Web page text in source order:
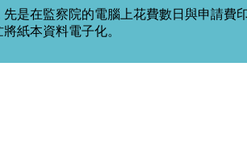
是在監察院的電腦上花費數日與申請費
紙本資料電子化。